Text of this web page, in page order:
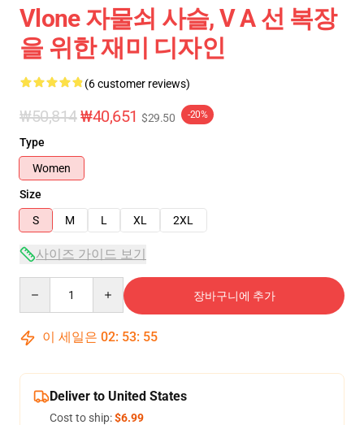
Vlone 자물쇠 사슬, V A 선 복장
을 위한 재미 디자인
(6 customer reviews)
₩50,814₩40,651 $29.50 -20%
Type
Women
Size
S
M L XL 2XL
사이즈 가이드 보기
장바구니에 추가
이 세일은 02: 53: 54
Deliver to United States
Cost to ship:$6.99